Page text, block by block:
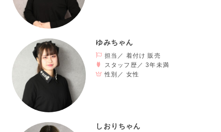
ゆみちゃん
担当／ 着付け 販売
スタッフ歴／ 3年未満
性別／ 女性
しおりちゃん